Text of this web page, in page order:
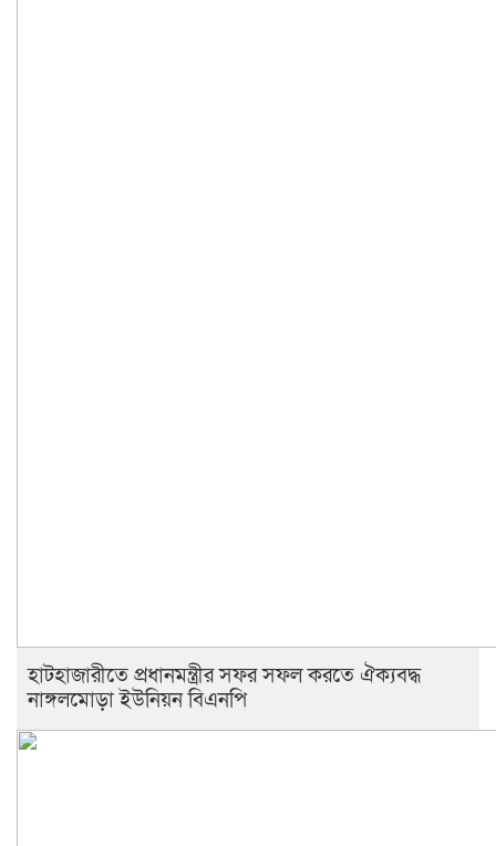
হাটহাজারীতে প্রধানমন্ত্রীর সফর সফল করতে ঐক্যবদ্ধ
নাঙ্গলমোড়া ইউনিয়ন বিএনপি